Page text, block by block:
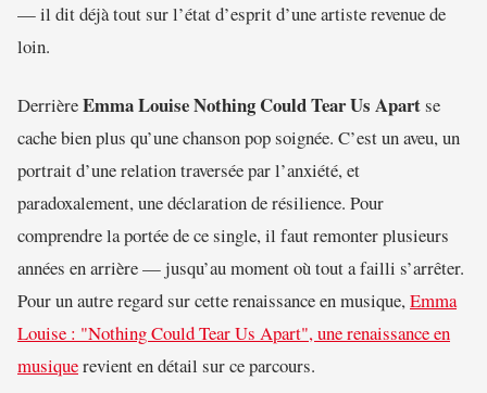
— il dit déjà tout sur l’état d’esprit d’une artiste revenue de
loin.
DerrièreEmma Louise Nothing Could Tear Us Apartse
cache bien plus qu’une chanson pop soignée. C’est un aveu, un
portrait d’une relation traversée par l’anxiété, et
paradoxalement, une déclaration de résilience. Pour
comprendre la portée de ce single, il faut remonter plusieurs
années en arrière — jusqu’au moment où tout a failli s’arrêter.
Pour un autre regard sur cette renaissance en musique,Emma
Louise : "Nothing Could Tear Us Apart", une renaissance en
musiquerevient en détail sur ce parcours.